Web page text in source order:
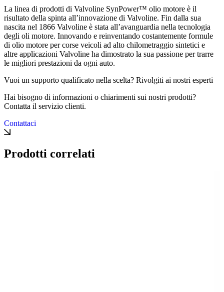
La linea di prodotti di Valvoline SynPower™ olio motore è il
risultato della spinta all’innovazione di Valvoline. Fin dalla sua
nascita nel 1866 Valvoline è stata all’avanguardia nella tecnologia
degli oli motore. Innovando e reinventando costantemente formule
di olio motore per corse veicoli ad alto chilometraggio sintetici e
altre applicazioni Valvoline ha dimostrato la sua passione per trarre
le migliori prestazioni da ogni auto.
Vuoi un supporto qualificato nella scelta? Rivolgiti ai nostri esperti
Hai bisogno di informazioni o chiarimenti sui nostri prodotti?
Contatta il servizio clienti.
Contattaci
Prodotti correlati